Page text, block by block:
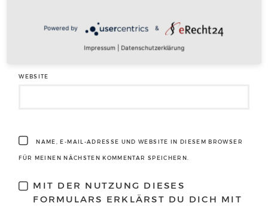
E-MAIL-ADRESSE
WEBSITE
NAME, E-MAIL-ADRESSE UND WEBSITE IN DIESEM BROWSER
FÜR MEINEN NÄCHSTEN KOMMENTAR SPEICHERN.
MIT DER NUTZUNG DIESES
FORMULARS ERKLÄRST DU DICH MIT
Powered by &
Impressum Datenschutzerklärung